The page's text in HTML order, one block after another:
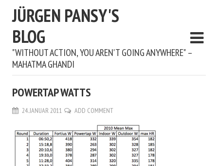
JÜRGEN PANSY'S
BLOG
"WITHOUT ACTION, YOU AREN'T GOING ANYWHERE" –
MAHATMA GHANDI
POWERTAP WATTS
24. JANUAR 2011 ADD COMMENT